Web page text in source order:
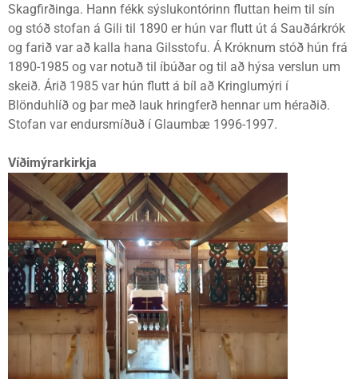
Skagfirðinga. Hann fékk sýslukontórinn fluttan heim til sín
og stóð stofan á Gili til 1890 er hún var flutt út á Sauðárkrók
og farið var að kalla hana Gilsstofu. Á Króknum stóð hún frá
1890-1985 og var notuð til íbúðar og til að hýsa verslun um
skeið. Árið 1985 var hún flutt á bíl að Kringlumýri í
Blönduhlíð og þar með lauk hringferð hennar um héraðið.
Stofan var endursmíðuð í Glaumbæ 1996-1997.
Víðimýrarkirkja